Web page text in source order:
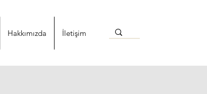
Hakkımızda İletişim